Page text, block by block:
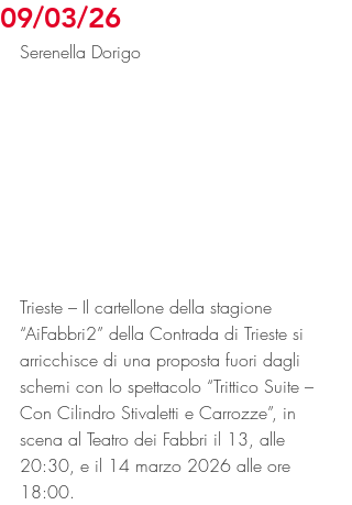
09/03/26
Serenella Dorigo
Trieste – Il cartellone della stagione
“AiFabbri2” della Contrada di Trieste si
arricchisce di una proposta fuori dagli
schemi con lo spettacolo “Trittico Suite –
Con Cilindro Stivaletti e Carrozze”, in
scena al Teatro dei Fabbri il 13, alle
20:30, e il 14 marzo 2026 alle ore
18:00.